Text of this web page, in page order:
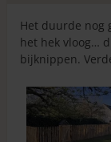
Het duurde nog
het hek vloog…
bijknippen.